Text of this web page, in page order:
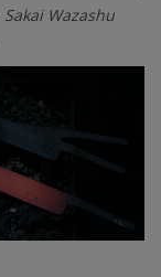
Sakai Wazashu